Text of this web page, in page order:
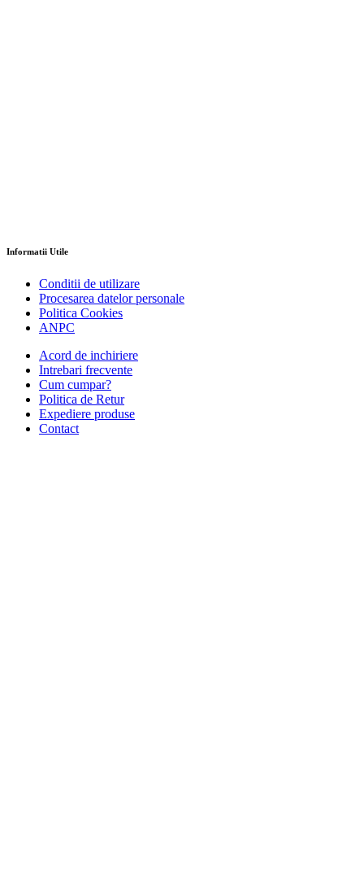
Informatii Utile
Conditii de utilizare
Procesarea datelor personale
Politica Cookies
ANPC
Acord de inchiriere
Intrebari frecvente
Cum cumpar?
Politica de Retur
Expediere produse
Contact